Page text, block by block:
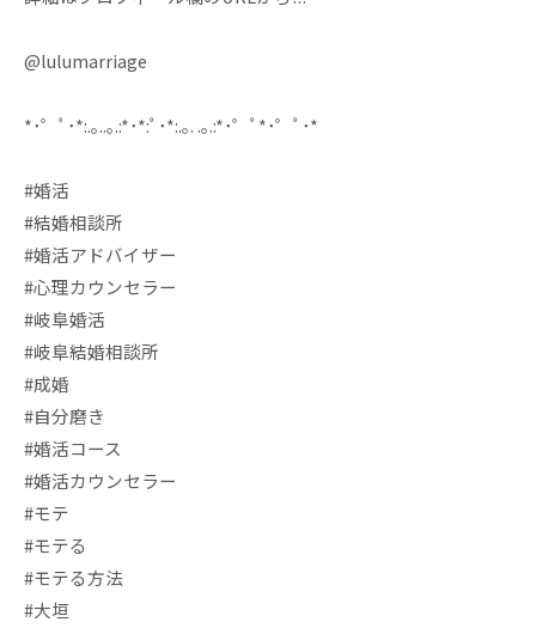
@lulumarriage
*･゜ﾟ･*:.｡..｡.:*･*:ﾟ･*:.｡. .｡.:*･゜ﾟ*･゜ﾟ･*
#婚活
#結婚相談所
#婚活アドバイザー
#心理カウンセラー
#岐阜婚活
#岐阜結婚相談所
#成婚
#自分磨き
#婚活コース
#婚活カウンセラー
#モテ
#モテる
#モテる方法
#大垣